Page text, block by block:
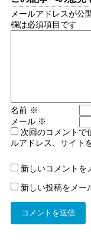
メールアドレスが公
欄は必須項目です
名前 ※
メール ※
次回のコメントで
ルアドレス、サイト
新しいコメントを
新しい投稿をメー